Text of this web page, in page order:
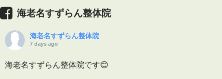
海老名すずらん整体院
海老名すずらん整体院
7 days ago
海老名すずらん整体院です😊